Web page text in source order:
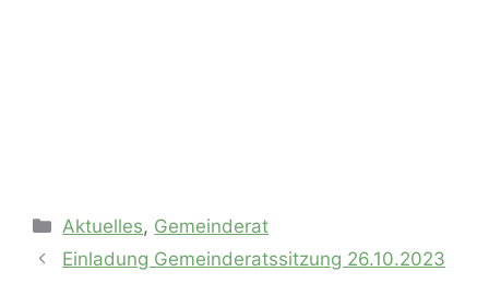
Kategorien
Aktuelles, Gemeinderat
Einladung Gemeinderatssitzung 26.10.2023